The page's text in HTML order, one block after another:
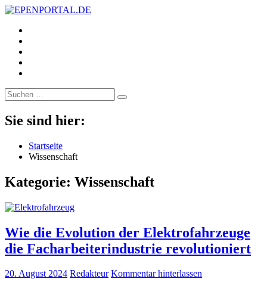
EPENPORTAL.DE
Epische News aus Politik, Finanzen & Gesellschaft
Suche
nach:
Sie sind hier:
Startseite
Wissenschaft
Kategorie: Wissenschaft
Wie die Evolution der Elektrofahrzeuge
die Facharbeiterindustrie revolutioniert
20. August 2024 Redakteur Kommentar hinterlassen